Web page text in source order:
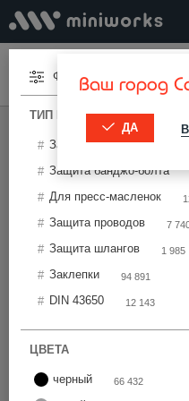
Меню Ваш город
ДА
МИНИВОРКС ПРО
Фильтры
ТИП И ПАРАМЕТРЫ
Защита вала двигателя
Защита банджо-болта
Для пресс-масленок
Защита проводов 7
Защита шлангов 1 985
Заклепки 94 891
DIN 43650 12 143
ЦВЕТА
черный 66 432